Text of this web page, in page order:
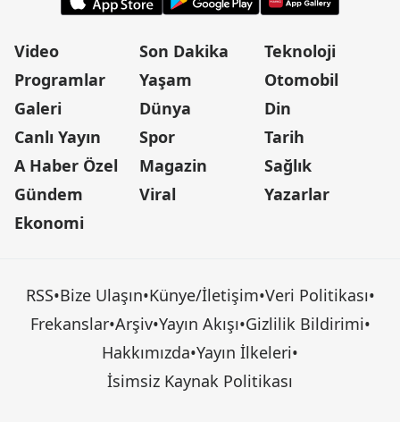
Video
Programlar
Galeri
Canlı Yayın
A Haber Özel
Gündem
Ekonomi
Son Dakika
Yaşam
Dünya
Spor
Magazin
Viral
Teknoloji
Otomobil
Din
Tarih
Sağlık
Yazarlar
RSS•Bize Ulaşın•Künye/İletişim•Veri Politikası•
Frekanslar•Arşiv•Yayın Akışı•Gizlilik Bildirimi•
Hakkımızda•Yayın İlkeleri•
İsimsiz Kaynak Politikası